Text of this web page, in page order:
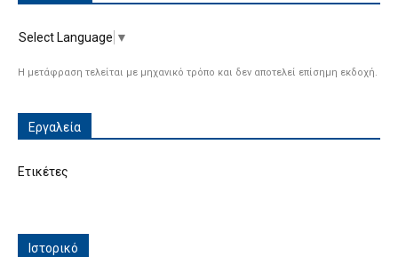
Select Language ▼
Η μετάφραση τελείται με μηχανικό τρόπο και δεν αποτελεί επίσημη εκδοχή.
Εργαλεία
Ετικέτες
Ιστορικό